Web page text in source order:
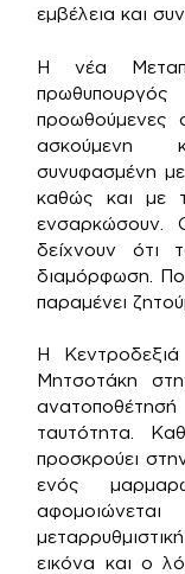
εμβέλεια και
Η νέα
προωθούμενες
ασκούμενη
συνυφασμένη
καθώς και με
ενσαρκώσουν.
δείχνουν ότι
διαμόρφωση.
παραμένει
Η
Μητσοτάκη
ταυτότητα.
προσκρούει
ενός
εικόνα και ο